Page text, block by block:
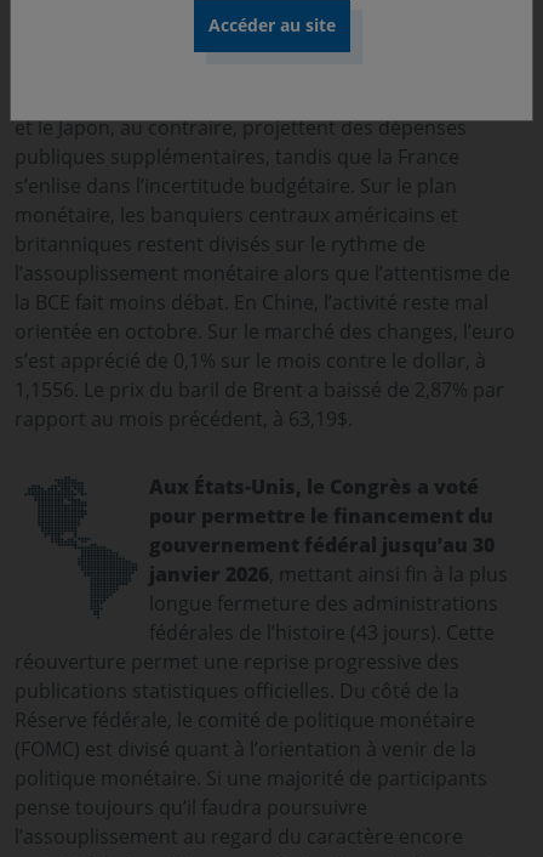
permettant le financement du gouvernement fédéral
et le Japon, au contraire, projettent des dépenses
publiques supplémentaires, tandis que la France
s’enlise dans l’incertitude budgétaire. Sur le plan
monétaire, les banquiers centraux américains et
britanniques restent divisés sur le rythme de
l’assouplissement monétaire alors que l’attentisme de
la BCE fait moins débat. En Chine, l’activité reste mal
orientée en octobre. Sur le marché des changes, l’euro
s’est apprécié de 0,1% sur le mois contre le dollar, à
1,1556. Le prix du baril de Brent a baissé de 2,87% par
rapport au mois précédent, à 63,19$.
Aux États-Unis, le Congrès a voté
pour permettre le financement du
gouvernement fédéral jusqu’au 30
janvier 2026, mettant ainsi fin à la plus
longue fermeture des administrations
fédérales de l’histoire (43 jours). Cette
réouverture permet une reprise progressive des
publications statistiques officielles. Du côté de la
Réserve fédérale, le comité de politique monétaire
(FOMC) est divisé quant à l’orientation à venir de la
politique monétaire. Si une majorité de participants
pense toujours qu’il faudra poursuivre
l’assouplissement au regard du caractère encore